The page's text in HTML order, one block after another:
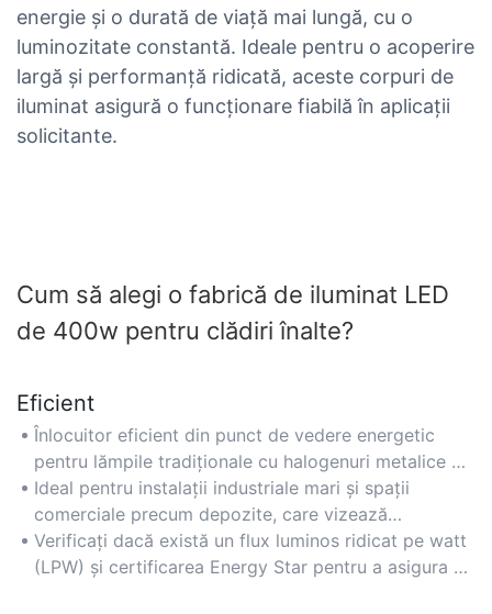
energie și o durată de viață mai lungă, cu o
luminozitate constantă. Ideale pentru o acoperire
largă și performanță ridicată, aceste corpuri de
iluminat asigură o funcționare fiabilă în aplicații
solicitante.
Cum să alegi o fabrică de iluminat LED
de 400w pentru clădiri înalte?
Eficient
Înlocuitor eficient din punct de vedere energetic
pentru lămpile tradiționale cu halogenuri metalice de
400 W, reducând consumul de energie cu până la
60%, menținând în același timp un randament ridicat.
Ideal pentru instalații industriale mari și spații
comerciale precum depozite, care vizează
reducerea costurilor cu energia electrică.
Verificați dacă există un flux luminos ridicat pe watt
(LPW) și certificarea Energy Star pentru a asigura o